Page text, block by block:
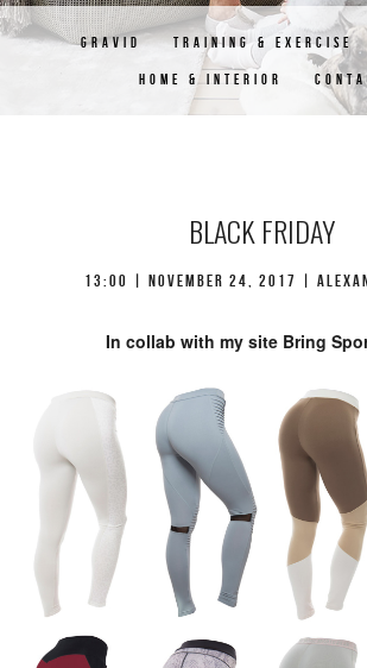
GRAVID TRAINING & EXERCISE
HOME & INTERIOR
BLACK FRIDAY
13:00 | november 24, 2017 |
In collab with my site Bring